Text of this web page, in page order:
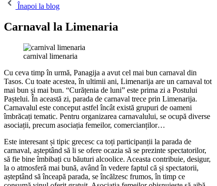
Înapoi la blog
Carnaval la Limenaria
carnival limenaria
Cu ceva timp în urmă, Panagija a avut cel mai bun carnaval din
Tasos. Cu toate acestea, în ultimii ani, Limenarija are un carnaval tot
mai bun și mai bun. “Curățenia de luni” este prima zi a Postului
Paștelui. În această zi, parada de carnaval trece prin Limenarija.
Carnavalul este conceput astfel încât există grupuri de oameni
îmbrăcați tematic. Pentru organizarea carnavalului, se ocupă diverse
asociații, precum asociația femeilor, comercianților…
Este interesant și tipic grecesc ca toți participanții la parada de
carnaval, așteptând să li se ofere ocazia să se prezinte spectatorilor,
să fie bine îmbibați cu băuturi alcoolice. Aceasta contribuie, desigur,
la o atmosferă mai bună, având în vedere faptul că și spectatorii,
așteptând să înceapă parada, se încălzesc frumos, în timp ce